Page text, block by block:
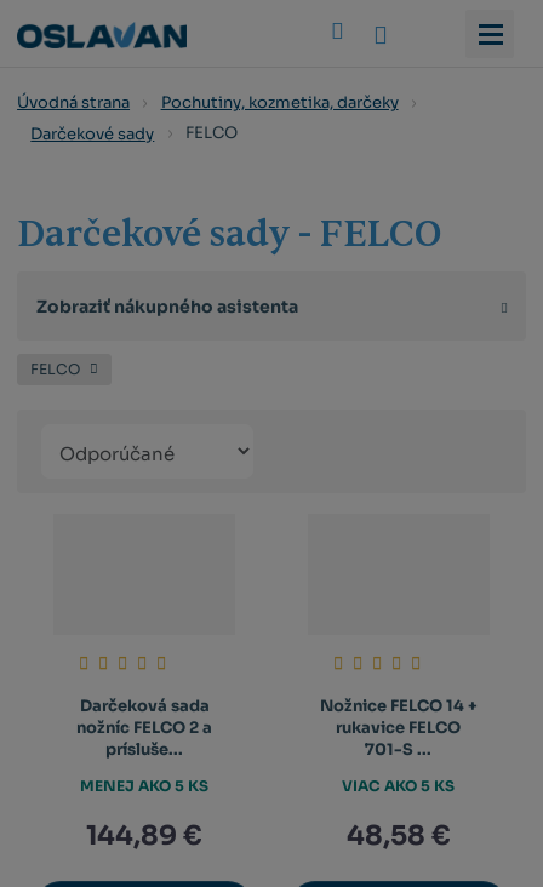
Úvodná strana
Pochutiny, kozmetika, darčeky
Darčekové sady
FELCO
Darčekové sady - FELCO
Zobraziť nákupného asistenta
FELCO
produktů
Darčeková sada
nožníc FELCO 2 a
prísluše...
144,89 €
MENEJ AKO 5 KS
Nožnice FELCO 14 +
rukavice FELCO
701-S ...
48,58 €
VIAC AKO 5 KS